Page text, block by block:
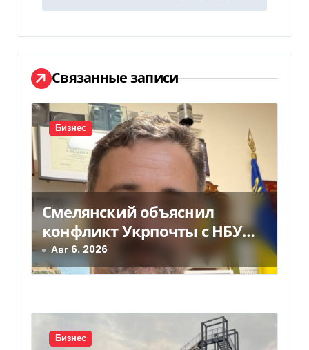
а
ц
и
я
п
о
з
а
п
и
с
Связанные записи
Бизнес
Смелянский объяснил
конфликт Укрпочты с НБУ
из-за платежек
Авг 6, 2026
Бизнес